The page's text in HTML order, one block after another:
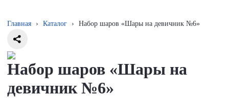
Главная › Каталог › Набор шаров «Шары на девичник №6»
Набор шаров «Шары на
девичник №6»